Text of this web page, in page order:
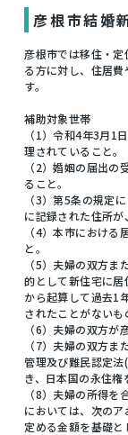
彦根市結婚
彦根市では移住・
る方に対し、住居
す。
補助対象世帯
（1）令和4年3月1
理されていること。
（2）婚姻の届出
ること。
（3）第5条の規定
に記録された住所が
（4）本市におけ
と。
（5）夫婦の双方
的として新住宅に
から起算して過去1
されたことがないも
（6）夫婦の双方が
（7）夫婦の双方
管理及び難民認定
き、日本国の永住権
（8）夫婦の所得
においては、次の
定める金額を基礎と